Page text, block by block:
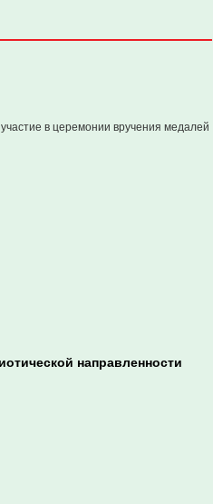
в церемонии вручения медалей
направленности